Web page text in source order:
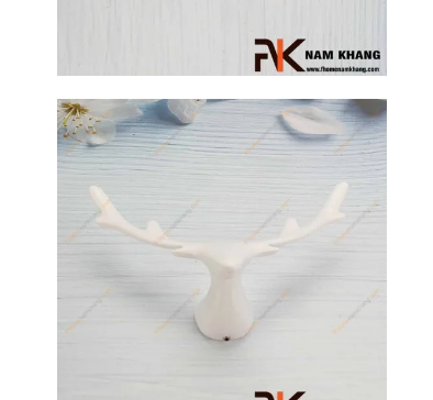
sử
nắm
17
Th3